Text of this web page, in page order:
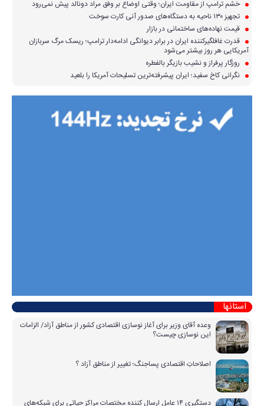
خشم ترامپ از مقاومت ایران؛ وقتی اوضاع بر وفق مراد دونالد پیش نمی‌رود
تجهیز ۱۳۰ ناحیه به دستگاه‌های صدور آنی کارت سوخت
قیمت نهاده‌های ساختمانی در بازار
قدرت غافلگیرکننده ایران در برابر دیوانگی ادامه‌دار ترامپ؛ ریسک مرگ سربازان
آمریکایی هر روز بیشتر می‌شود
روزگار پرفراز و نشیب بازیگر بالفطره
نگرانی کاخ سفید؛ ایران پیشرفته‌ترین تسلیحات آمریکا را بلعید
استانها
وعده آقای وزیر برای آغاز نوسازی اقتصادی کشور از مناطق آزاد/ الزامات
این نوسازی چیست؟
اصلاحاتِ اقتصادی پساجنگ؛ تغییر از مناطق آزاد ؟
دستگیری ۱۴ عامل ارسال کننده مختصات مراکز حیاتی برای شبکه‌های